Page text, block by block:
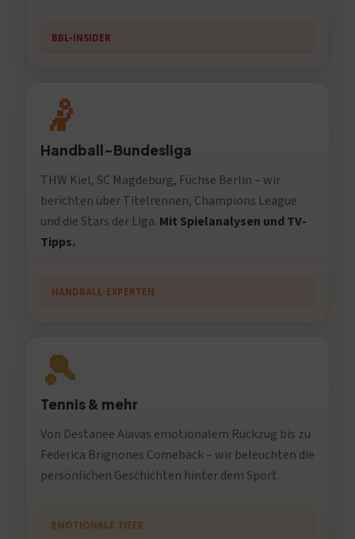
BBL-INSIDER
🤾
Handball-Bundesliga
THW Kiel, SC Magdeburg, Füchse Berlin – wir
berichten über Titelrennen, Champions League
und die Stars der Liga. Mit Spielanalysen und TV-
Tipps.
HANDBALL-EXPERTEN
🎾
Tennis & mehr
Von Destanee Aiavas emotionalem Rückzug bis zu
Federica Brignones Comeback – wir beleuchten die
persönlichen Geschichten hinter dem Sport.
EMOTIONALE TIEFE